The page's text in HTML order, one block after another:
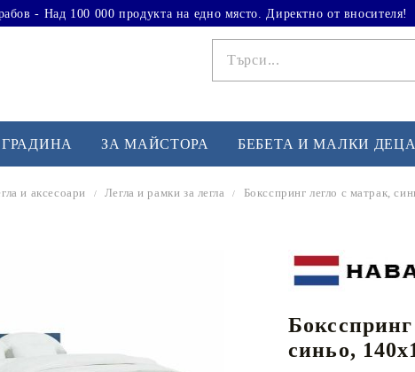
- Над 100 000 продукта на едно място. Директно от вносителя!
Йога и пилатес
Лежанки за упражнения
ЗА МАЙСТОРА БЕБЕТА И МАЛКИ ДЕЦА
и аксесоари Легла и рамки за легла Боксспринг легло с матрак,
синьо,